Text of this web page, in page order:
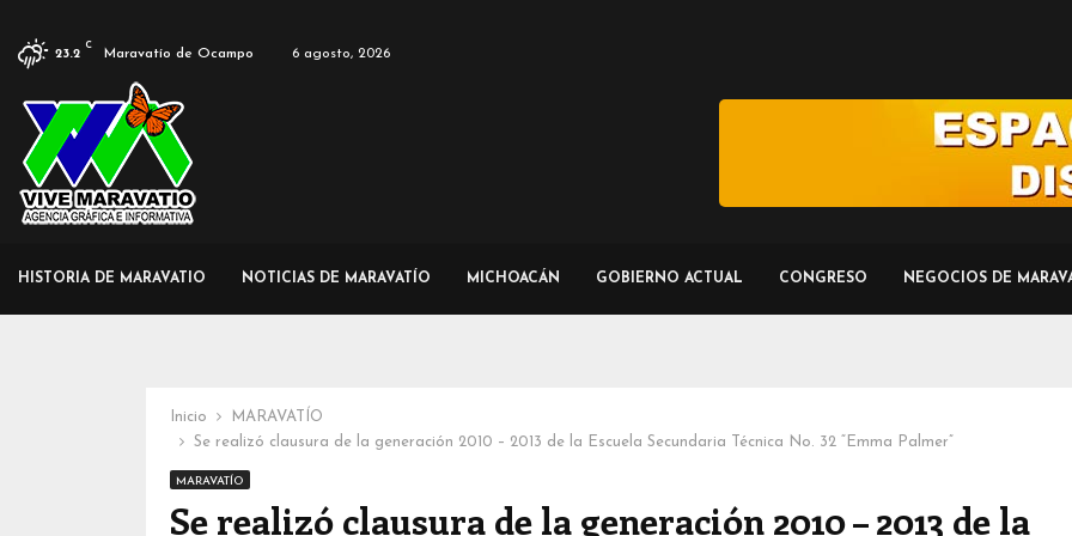
23.2
C
Maravatío de Ocampo 6 agosto, 2026
HISTORIA DE MARAVATIO NOTICIAS DE MARAVATÍO MICHOACÁN GOBIERNO ACTUAL CONGRESO NEGOCIOS DE
Inicio
MARAVATÍO
Se realizó clausura de la generación 2010 – 2013 de la Escuela Secundaria Técnica No. 32 “Emma Palmer”
MARAVATÍO
Se realizó clausura de la generación 2010 – 2013 de la